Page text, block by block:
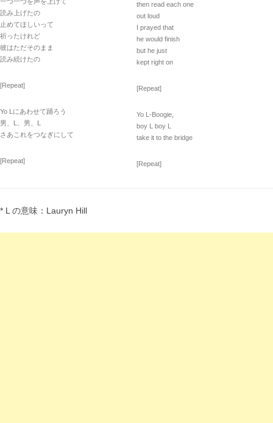
読み上げたの
止めてほしいって
祈ったけれど
彼はただそのまま
読み続けたの
[Repeat]
Yo Lにあわせて踊ろう
男、L、男、L
さあこれをつなぎにして
[Repeat]
then read each one
out loud
I prayed that
he would finish
but he just
kept right on
[Repeat]
Yo L-Boogie,
boy L boy L
take it to the bridge
[Repeat]
* L の意味：Lauryn Hill